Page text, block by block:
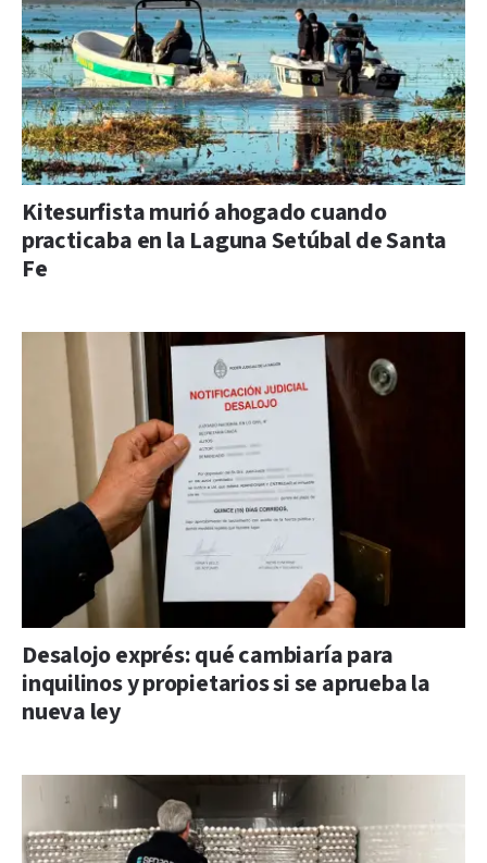
Kitesurfista murió ahogado cuando
practicaba en la Laguna Setúbal de Santa
Fe
Desalojo exprés: qué cambiaría para
inquilinos y propietarios si se aprueba la
nueva ley